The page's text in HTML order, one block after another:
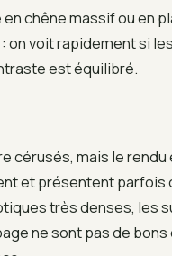
chêne massif ou en
voit rapidement si
est équilibré.
cérusés, mais le
et présentent parfois
très denses, les
ne sont pas de